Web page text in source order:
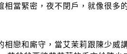
當緊密，夜不閉戶，就像很多
戀和廝守，當艾茉莉跟陳少威